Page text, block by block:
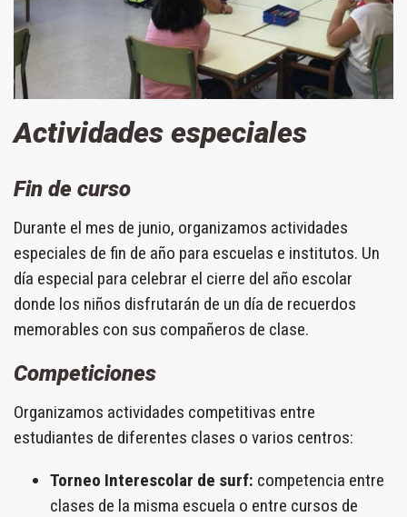
Actividades especiales
Fin de curso
Durante el mes de junio, organizamos actividades
especiales de fin de año para escuelas e institutos. Un
día especial para celebrar el cierre del año escolar
donde los niños disfrutarán de un día de recuerdos
memorables con sus compañeros de clase.
Competiciones
Organizamos actividades competitivas entre
estudiantes de diferentes clases o varios centros:
Torneo Interescolar de surf: competencia entre
clases de la misma escuela o entre cursos de